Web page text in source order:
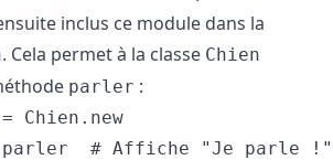
inclus ce module dans la
. Cela permet à la classe Chien
parler :
Chien.new
# Affiche "Je parle !"